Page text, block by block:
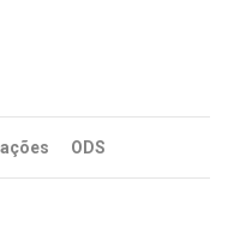
ODS